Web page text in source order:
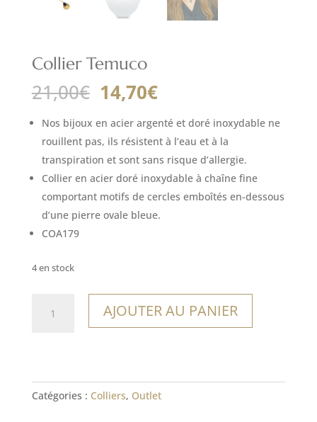
Collier Temuco
21,00€ Le
prix
initial
était :
21,00€.
14,70€Le
actuel
est :
14,70€.
Nos bijoux en acier argenté et doré inoxydable ne
rouillent pas, ils résistent à l’eau et à la
transpiration et sont sans risque d’allergie.
Collier en acier doré inoxydable à chaîne fine
comportant motifs de cercles emboîtés en-dessous
d’une pierre ovale bleue.
COA179
4 en stock
AJOUTER AU PANIER
Catégories : Colliers, Outlet